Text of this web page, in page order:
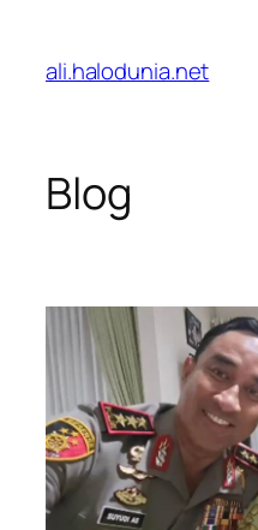
konten
ali.halodunia.net
Blog